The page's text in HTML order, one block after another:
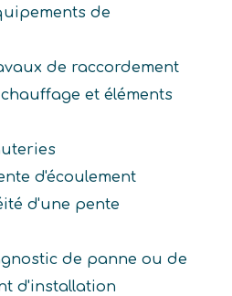
de
de raccordement
et éléments
d'écoulement
d'une pente
de panne ou de
d'installation